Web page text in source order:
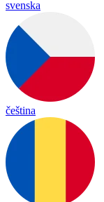
svenska
čeština